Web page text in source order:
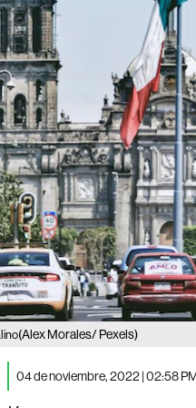
(Alex Morales/ Pexels)
04 de noviembre, 2022 | 02:58